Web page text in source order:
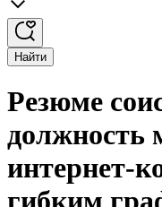
Найти
Резюме
должность
интернет-